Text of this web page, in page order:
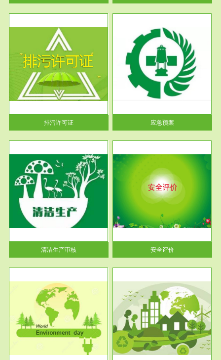
排污许可证
服务范围
应急预案
根据《中华人民共和国环境保护
法》第十九条 企业事业单位应
当按照...
应急预案
清洁生产审核
服务范围
安全评价
安全评价安全评价目的是查找、
分析和预测工程、系统、生产经
营活...
安全评价
服务范围
VOCs在线监测
根据《重点区域大气污染防
治“十二五”规划》有机废气净化